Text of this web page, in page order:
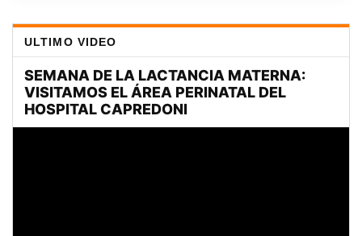
ULTIMO VIDEO